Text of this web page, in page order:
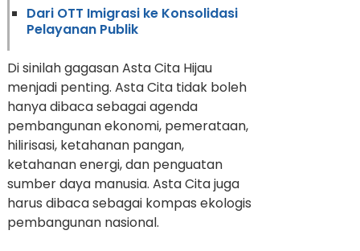
Dari OTT Imigrasi ke Konsolidasi
Pelayanan Publik
Di sinilah gagasan Asta Cita Hijau
menjadi penting. Asta Cita tidak boleh
hanya dibaca sebagai agenda
pembangunan ekonomi, pemerataan,
hilirisasi, ketahanan pangan,
ketahanan energi, dan penguatan
sumber daya manusia. Asta Cita juga
harus dibaca sebagai kompas ekologis
pembangunan nasional.